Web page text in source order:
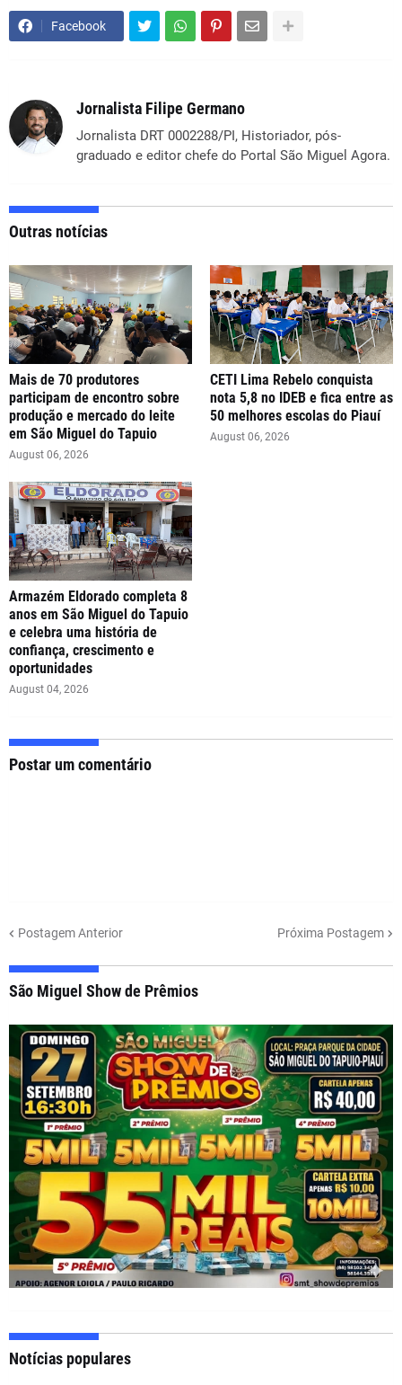
Facebook
Jornalista Filipe Germano
Jornalista DRT 0002288/PI, Historiador, pós-
graduado e editor chefe do Portal São Miguel Agora.
Outras notícias
Mais de 70 produtores
participam de encontro sobre
produção e mercado do leite
em São Miguel do Tapuio
August 06, 2026
CETI Lima Rebelo conquista
nota 5,8 no IDEB e fica entre as
50 melhores escolas do Piauí
August 06, 2026
Armazém Eldorado completa 8
anos em São Miguel do Tapuio
e celebra uma história de
confiança, crescimento e
oportunidades
August 04, 2026
Postar um comentário
Postagem Anterior Próxima Postagem
São Miguel Show de Prêmios
Notícias populares